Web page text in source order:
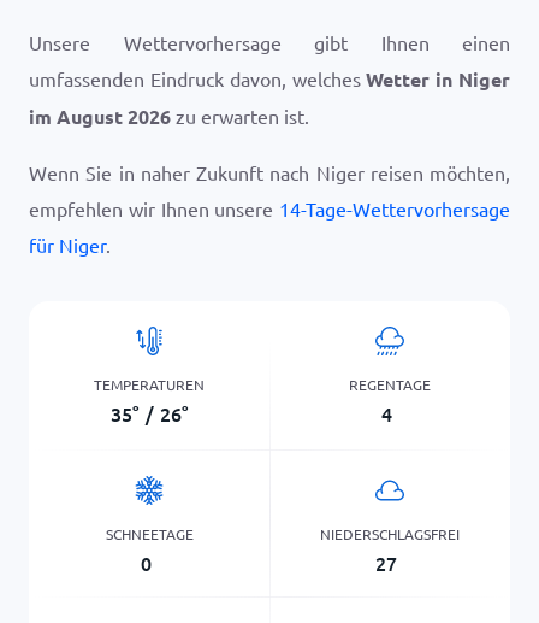
Unsere Wettervorhersage gibt Ihnen einen
umfassenden Eindruck davon, welchesWetter in Niger
im August 2026 zu erwarten ist.
Wenn Sie in naher Zukunft nach Niger reisen möchten,
empfehlen wir Ihnen unsere 14-Tage-Wettervorhersage
für Niger.
TEMPERATUREN
35° / 26°
REGENTAGE
4
SCHNEETAGE
0
NIEDERSCHLAGSFREI
27